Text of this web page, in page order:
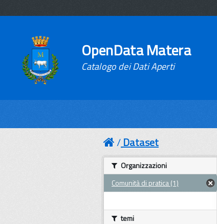
OpenData Matera
Catalogo dei Dati Aperti
Dataset
Organizzazioni
Comunità di pratica (1)
temi